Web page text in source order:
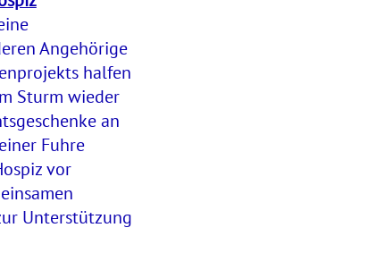
Angehörige
halfen
Sturm wieder
an
Fuhre
vor
Unterstützung